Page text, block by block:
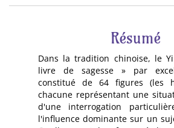
Résumé
Dans la tradition chinoise, le
livre de sagesse » par
constitué de 64 figures (les
chacune représentant une
d'une interrogation
l'influence dominante sur un